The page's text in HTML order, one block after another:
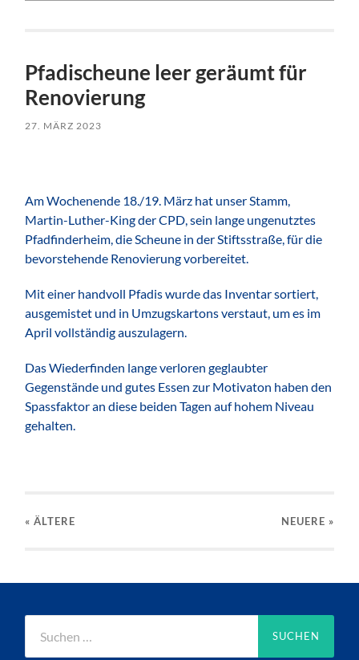
Pfadischeune leer geräumt für
Renovierung
27. MÄRZ 2023
Am Wochenende 18./19. März hat unser Stamm,
Martin-Luther-King der CPD, sein lange ungenutztes
Pfadfinderheim, die Scheune in der Stiftsstraße, für die
bevorstehende Renovierung vorbereitet.
Mit einer handvoll Pfadis wurde das Inventar sortiert,
ausgemistet und in Umzugskartons verstaut, um es im
April vollständig auszulagern.
Das Wiederfinden lange verloren geglaubter
Gegenstände und gutes Essen zur Motivaton haben den
Spassfaktor an diese beiden Tagen auf hohem Niveau
gehalten.
« ÄLTERE NEUERE »
nach: